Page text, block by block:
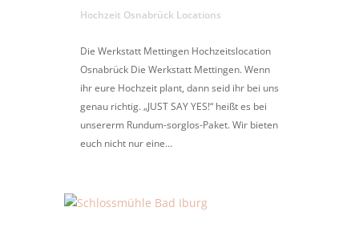
Hochzeit Osnabrück Locations
Die Werkstatt Mettingen Hochzeitslocation
Osnabrück Die Werkstatt Mettingen. Wenn
ihr eure Hochzeit plant, dann seid ihr bei uns
genau richtig. „JUST SAY YES!“ heißt es bei
unsererm Rundum-sorglos-Paket. Wir bieten
euch nicht nur eine...